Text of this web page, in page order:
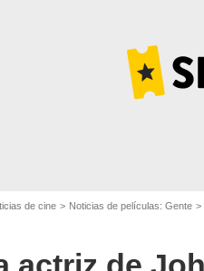
de cine Noticias de películas: Gente